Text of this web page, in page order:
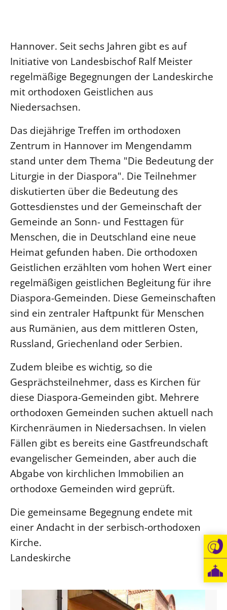
Hannover. Seit sechs Jahren gibt es auf
Initiative von Landesbischof Ralf Meister
regelmäßige Begegnungen der Landeskirche
mit orthodoxen Geistlichen aus
Niedersachsen.
Das diejährige Treffen im orthodoxen
Zentrum in Hannover im Mengendamm
stand unter dem Thema "Die Bedeutung der
Liturgie in der Diaspora". Die Teilnehmer
diskutierten über die Bedeutung des
Gottesdienstes und der Gemeinschaft der
Gemeinde an Sonn- und Festtagen für
Menschen, die in Deutschland eine neue
Heimat gefunden haben. Die orthodoxen
Geistlichen erzählten vom hohen Wert einer
regelmäßigen geistlichen Begleitung für ihre
Diaspora-Gemeinden. Diese Gemeinschaften
sind ein zentraler Haftpunkt für Menschen
aus Rumänien, aus dem mittleren Osten,
Russland, Griechenland oder Serbien.
Zudem bleibe es wichtig, so die
Gesprächsteilnehmer, dass es Kirchen für
diese Diaspora-Gemeinden gibt. Mehrere
orthodoxen Gemeinden suchen aktuell nach
Kirchenräumen in Niedersachsen. In vielen
Fällen gibt es bereits eine Gastfreundschaft
evangelischer Gemeinden, aber auch die
Abgabe von kirchlichen Immobilien an
orthodoxe Gemeinden wird geprüft.
Die gemeinsame Begegnung endete mit
einer Andacht in der serbisch-orthodoxen
Kirche.
Landeskirche
LANDESKIRCHENAMT
Willkommen
Kollegium
Abteilungen des Landeskirchenamts
Fachstelle Sexualisierte Gewalt
Beschwerdestellen
Kirchenämter
Gleichstellung
Datenschutz
Geschäftsstelle Landessynode
LANDESSYNODE
27. Landessynode
Kontakt
Hintergrund
Freie Stellen
BIBLIOTHEK & ARCHIV
SERVICE
Älterwerden im Pfarrberuf
Beteiligungsverfahren
Beschwerdestellen
Ephoralbüro
Fundraising
Corporate Design
Kantine Speiseplan
Glaubensbekenntnis
Positionen
Ökumene
Religionen
KLIMASCHUTZ
Nachhaltigkeit
Erneuerbare Energien
Mobilität
Naturschutz
Kontakt
Barrierefreiheit
Presse
Freie Stellen
Service für Gemeinden